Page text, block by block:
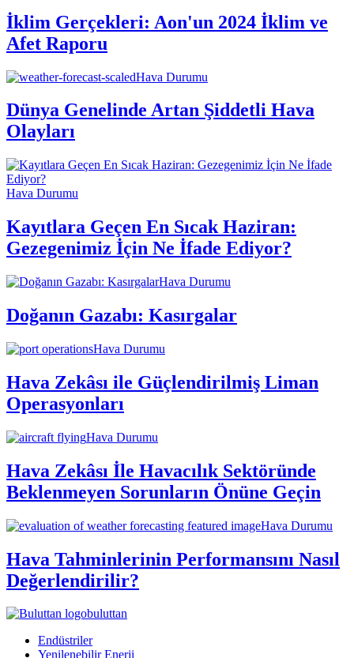
İklim Gerçekleri: Aon'un 2024 İklim ve
Afet Raporu
Hava Durumu
Dünya Genelinde Artan Şiddetli Hava
Olayları
Hava Durumu
Kayıtlara Geçen En Sıcak Haziran:
Gezegenimiz İçin Ne İfade Ediyor?
Hava Durumu
Doğanın Gazabı: Kasırgalar
Hava Durumu
Hava Zekâsı ile Güçlendirilmiş Liman
Operasyonları
Hava Durumu
Hava Zekâsı İle Havacılık Sektöründe
Beklenmeyen Sorunların Önüne Geçin
Hava Durumu
Hava Tahminlerinin Performansını Nasıl
Değerlendirilir?
buluttan
Endüstriler
Yenilenebilir Enerji